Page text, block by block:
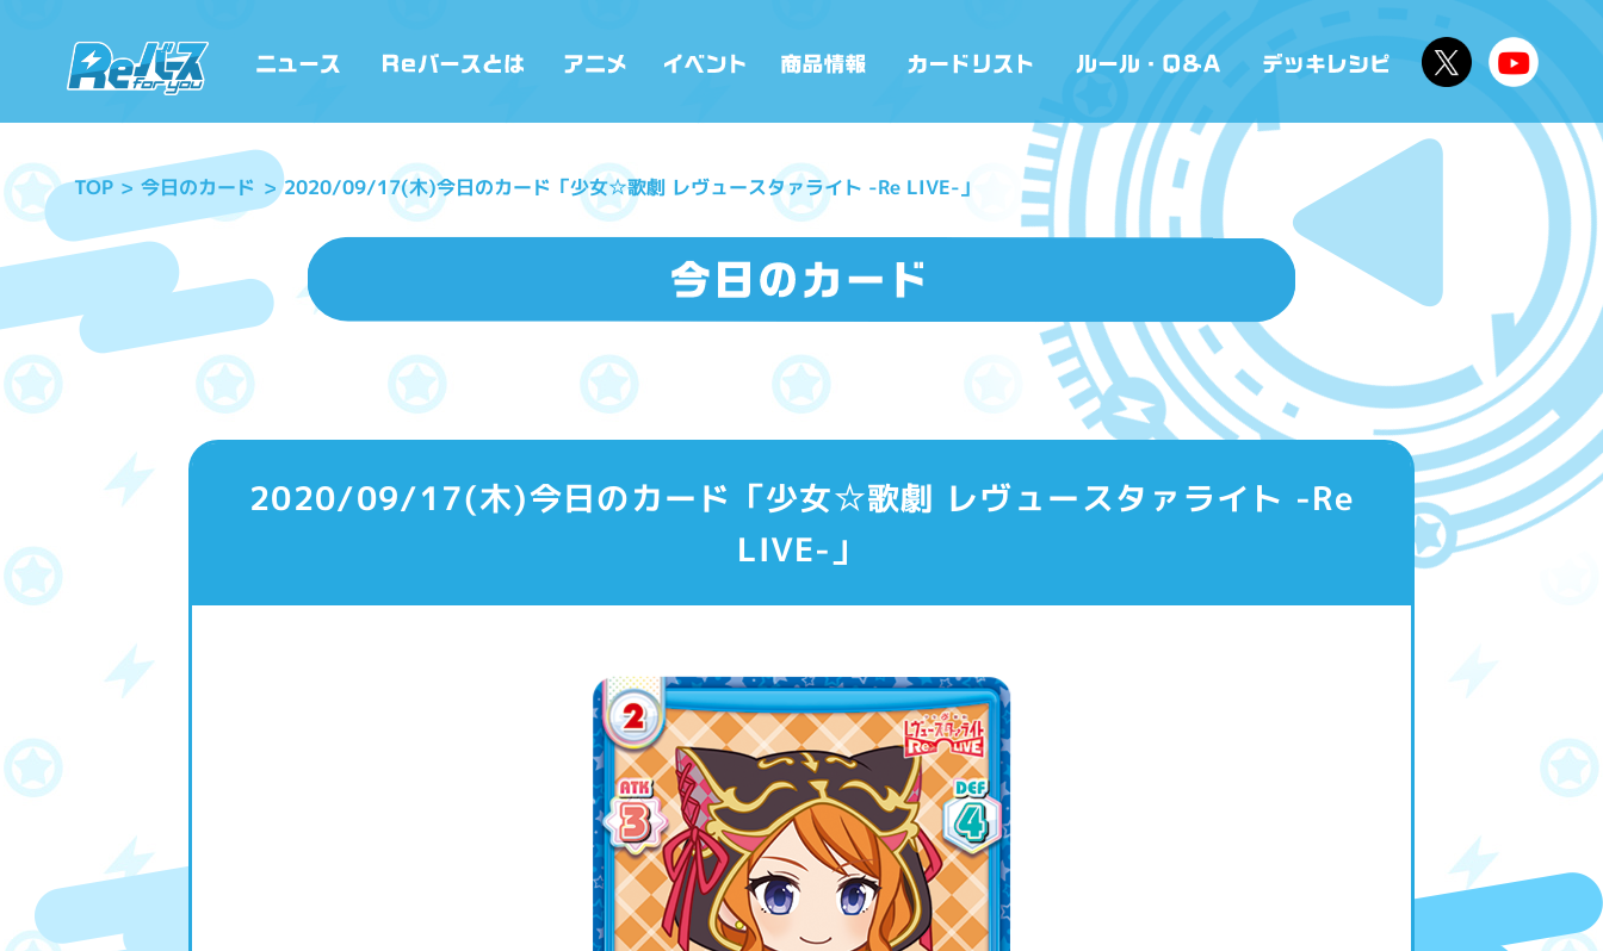
TOP 今日のカード 2020/09/17(木)今日のカード「少女☆歌劇 レヴュースタァライト -Re LIVE-」
2020/09/17(木)今日のカード「少女☆歌劇 レヴュースタァライト -Re
LIVE-」